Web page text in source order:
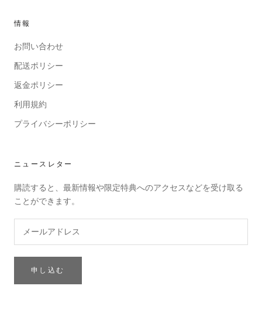
情報
お問い合わせ
配送ポリシー
返金ポリシー
利用規約
プライバシーポリシー
ニュースレター
購読すると、最新情報や限定特典へのアクセスなどを受け取る
ことができます。
申し込む